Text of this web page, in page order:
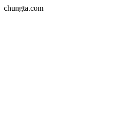
chungta.com